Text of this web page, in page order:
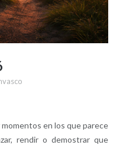
en los que parece
rendir o demostrar que